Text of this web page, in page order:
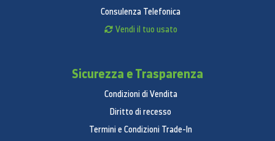
Consulenza Telefonica
Vendi il tuo usato
Sicurezza e Trasparenza
Condizioni di Vendita
Diritto di recesso
Termini e Condizioni Trade-In